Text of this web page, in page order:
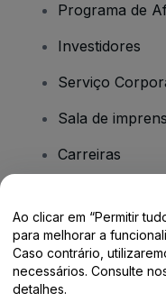
Programa de
Investidores
Serviço
Sala de
Carreiras
Tem dúvidas?
Centro de
Ao clicar em “Permitir
para melhorar a
Caso contrário,
necessários. Consulte
detalhes.